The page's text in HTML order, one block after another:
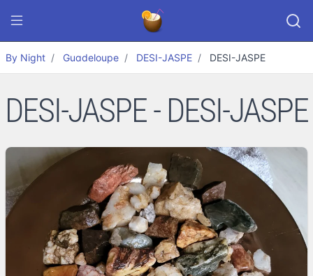
By Night Guadeloupe DESI-JASPE DESI-JASPE
DESI-JASPE - DESI-JASPE